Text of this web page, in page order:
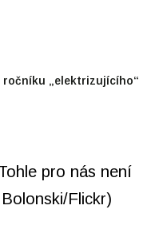
„elektrizujícího“